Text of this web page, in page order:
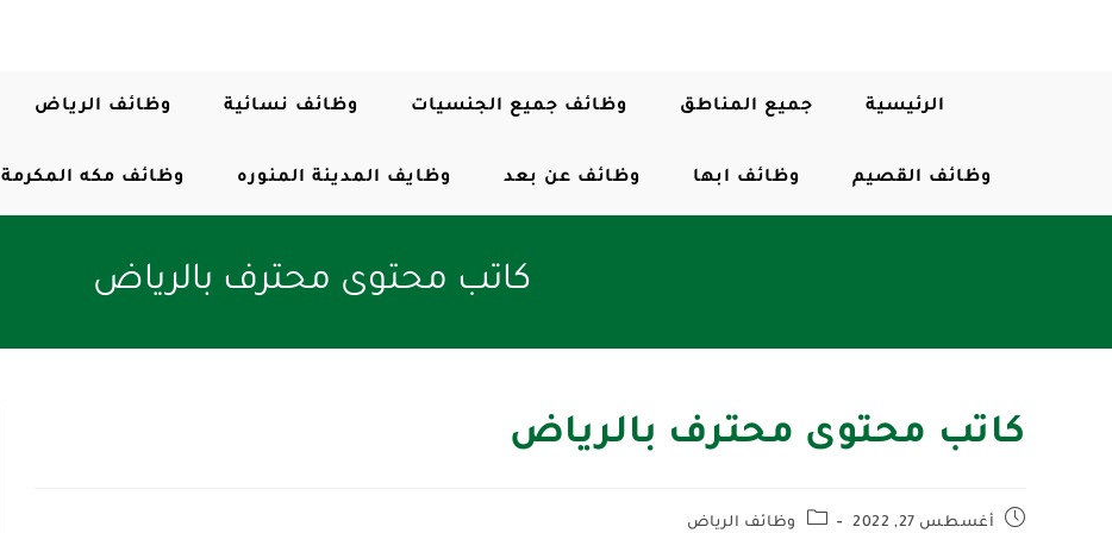
الرئيسية جميع المناطق وظائف جميع الجنسيات وظائف نسائية وظائف الرياض
وظائف القصيم وظائف ابها وظائف عن بعد وظايف المدينة المنوره وظائف مكه المكرمة
كاتب محتوى محترف بالرياض
كاتب محتوى محترف بالرياض
أغسطس 27, 2022 وظائف الرياض